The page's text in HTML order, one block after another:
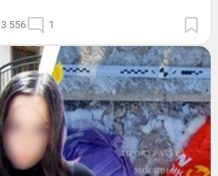
3 556 1